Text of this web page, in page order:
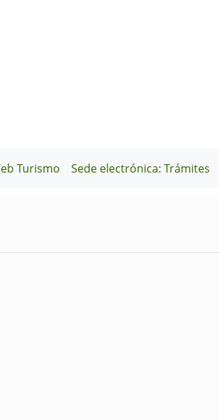
Turismo Sede electrónica: Trámites